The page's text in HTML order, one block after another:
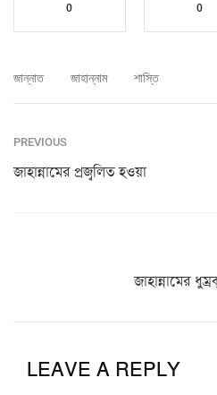
0 0
জান্নাত জাহান্নাম শাস্তি
PREVIOUS
জাহান্নামের প্রজ্বলিত হওয়া
জাহান্নামের
LEAVE A REPLY